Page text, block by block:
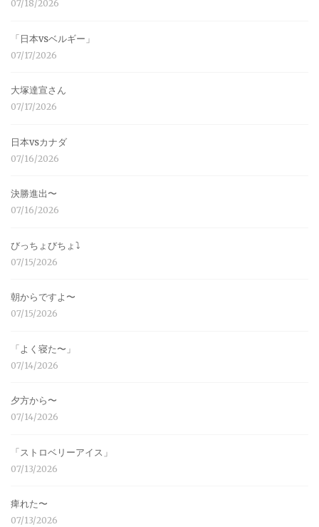
07/18/2026
「日本vsベルギー」
07/17/2026
大塚達宣さん
07/17/2026
日本vsカナダ
07/16/2026
決勝進出〜
07/16/2026
びっちょびちょ⤵︎
07/15/2026
朝からですよ〜
07/15/2026
「よく寝た〜」
07/14/2026
夕方から〜
07/14/2026
「ストロベリーアイス」
07/13/2026
痺れた〜
07/13/2026